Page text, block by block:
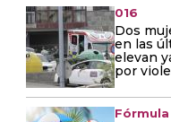
016
Dos
en las
elevan
por